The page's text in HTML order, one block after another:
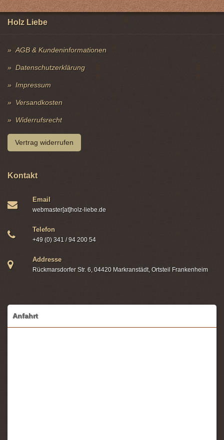
Holz Liebe
AGB & Kundeninformationen
Datenschutzerklärung
Impressum
Versandkosten
Widerrufsrecht
Vertrag widerrufen
Kontakt
Email
webmaster[at]holz-liebe.de
Telefon
+49 (0) 341 / 94 200 54
Addresse
Rückmarsdorfer Str. 6, 04420 Markranstädt, Ortsteil Frankenheim
Anfahrt